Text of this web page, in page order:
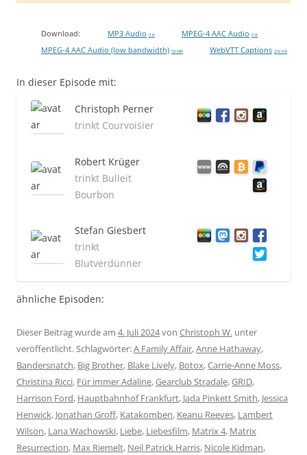
Download: MP3 Audio 0 B MPEG-4 AAC Audio 0 B
MPEG-4 AAC Audio (low bandwidth) 59 MB WebVTT Captions 216 KB
In dieser Episode mit:
Christoph Perner
trinkt Courvoisier
Robert Krüger
trinkt Bulleit
Bourbon
Stefan Giesbert
trinkt
Blutverdünner
ähnliche Episoden:
Dieser Beitrag wurde am 4. Juli 2024von Christoph W. unter
veröffentlicht. Schlagwörter:A Family Affair,Anne Hathaway,
Bandersnatch, Big Brother, Blake Lively, Botox,Carrie-Anne Moss,
Christina Ricci, Für immer Adaline,Gearclub Stradale,GRID,
Harrison Ford, Hauptbahnhof Frankfurt, Jada Pinkett Smith, Jessica
Henwick, Jonathan Groff, Katakomben, Keanu Reeves, Lambert
Wilson, Lana Wachowski, Liebe, Liebesfilm, Matrix 4, Matrix
Resurrection, Max Riemelt, Neil Patrick Harris, Nicole Kidman,